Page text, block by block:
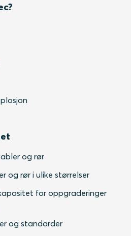
og rør
og rør i ulike størrelser
for oppgraderinger
og standarder